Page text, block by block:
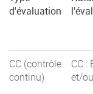
d'évaluation
CC (contrôle
continu)
CC :
et/